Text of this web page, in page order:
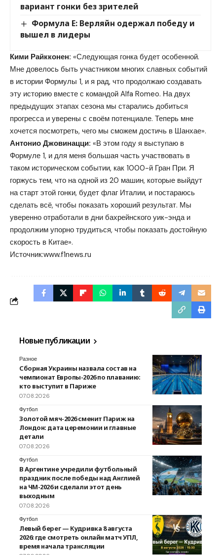
вариант гонки без зрителей
Формула E: Верляйн одержал победу и
вышел в лидеры
Кими Райкконен: «Следующая гонка будет особенной.
Мне довелось быть участником многих славных событий
в истории Формулы 1, и я рад, что продолжаю создавать
эту историю вместе с командой Alfa Romeo. На двух
предыдущих этапах сезона мы старались добиться
прогресса и уверены с своём потенциале. Теперь мне
хочется посмотреть, чего мы сможем достичь в Шанхае».
Антонио Джовинацци: «В этом году я выступаю в
Формуле 1, и для меня большая часть участвовать в
таком историческом событии, как 1000-й Гран При. Я
горжусь тем, что на одной из 20 машин, которые выйдут
на старт этой гонки, будет флаг Италии, и постараюсь
сделать всё, чтобы показать хороший результат. Мы
уверенно отработали в дни бахрейнского уик-энда и
продолжим упорно трудиться, чтобы показать достойную
скорость в Китае».
Источник:www.f1news.ru
Новые публикации
Разное
Сборная Украины назвала состав на
чемпионат Европы-2026 по плаванию:
кто выступит в Париже
07.08.2026
Футбол
Золотой мяч-2026 сменит Париж на
Лондон: дата церемонии и главные
детали
07.08.2026
Футбол
В Аргентине учредили футбольный
праздник после победы над Англией
на ЧМ-2026 и сделали этот день
выходным
07.08.2026
Футбол
Левый берег — Кудривка 8 августа
2026: где смотреть онлайн матч УПЛ,
время начала трансляции